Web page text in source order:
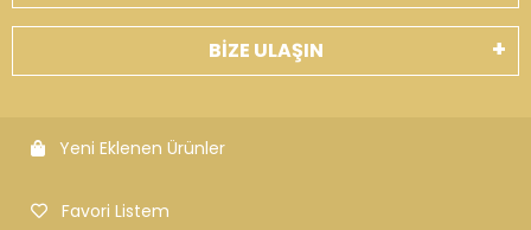
BİZE ULAŞIN
Yeni Eklenen Ürünler
Favori Listem